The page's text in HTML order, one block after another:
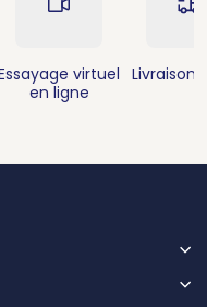
virtuel
en ligne
Livraison